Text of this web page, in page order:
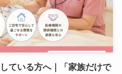
ている方へ｜「家族だけで